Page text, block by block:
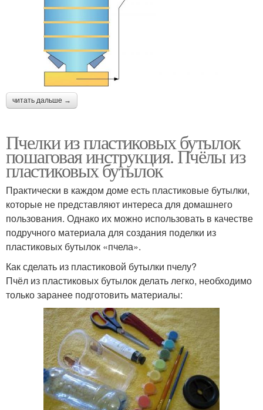
читать дальше →
Пчелки из пластиковых бутылок
пошаговая инструкция. Пчёлы из
пластиковых бутылок
Практически в каждом доме есть пластиковые бутылки,
которые не представляют интереса для домашнего
пользования. Однако их можно использовать в качестве
подручного материала для создания поделки из
пластиковых бутылок «пчела».
Как сделать из пластиковой бутылки пчелу?
Пчёл из пластиковых бутылок делать легко, необходимо
только заранее подготовить материалы: